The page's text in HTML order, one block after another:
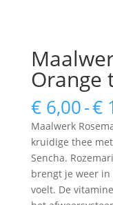
Orange
€6,00-€
Maalwerk
kruidige thee
Sencha.
brengt je weer in
voelt. De